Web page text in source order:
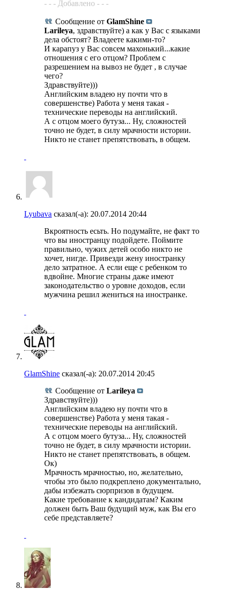
- - - Добавлено - - -
Сообщение от GlamShine
Larileya, здравствуйте) а как у Вас с языками
дела обстоят? Владеете какими-то?
И карапуз у Вас совсем махонький...какие
отношения с его отцом? Проблем с
разрешением на вывоз не будет , в случае
чего?
Здравствуйте)))
Английским владею ну почти что в
совершенстве) Работа у меня такая -
технические переводы на английский.
А с отцом моего бутуза... Ну, сложностей
точно не будет, в силу мрачности истории.
Никто не станет препятствовать, в общем.
Lyubava сказал(-а): 20.07.2014 20:44
Вкроятность есьть. Но подумайте, не факт то
что вы иностранцу подойдете. Поймите
правильно, чужих детей особо никто не
хочет, нигде. Привезди жену иностранку
дело затратное. А если еще с ребенком то
вдвойне. Многие страны даже имеют
законодательство о уровне доходов, если
мужчина решил жениться на иностранке.
GlamShine сказал(-а): 20.07.2014 20:45
Сообщение от Larileya
Здравствуйте)))
Английским владею ну почти что в
совершенстве) Работа у меня такая -
технические переводы на английский.
А с отцом моего бутуза... Ну, сложностей
точно не будет, в силу мрачности истории.
Никто не станет препятствовать, в общем.
Ок)
Мрачность мрачностью, но, желательно,
чтобы это было подкреплено документально,
дабы избежать сюрпризов в будущем.
Какие требование к кандидатам? Каким
должен быть Ваш будущий муж, как Вы его
себе представляете?